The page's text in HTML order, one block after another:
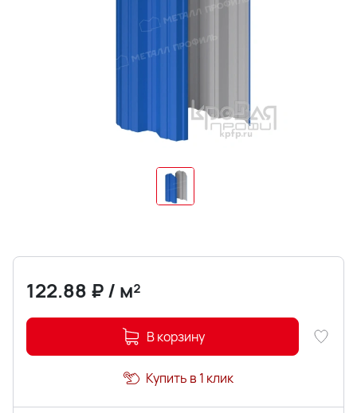
122.88 ₽/ м²
В корзину
Купить в 1 клик